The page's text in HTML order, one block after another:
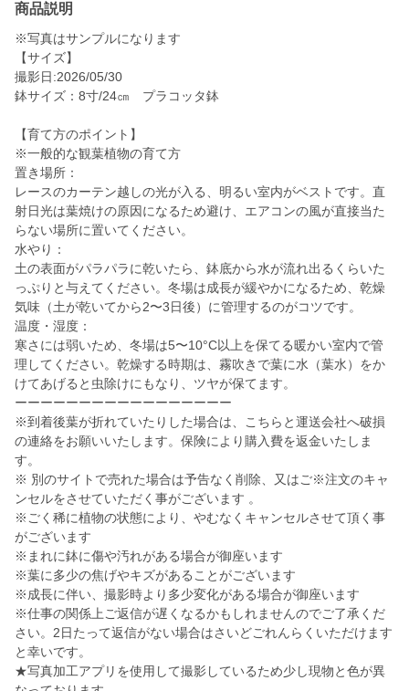
商品説明
※写真はサンプルになります
【サイズ】
撮影日:2026/05/30
鉢サイズ：8寸/24㎝ プラコッタ鉢
【育て方のポイント】
※一般的な観葉植物の育て方
置き場所：
レースのカーテン越しの光が入る、明るい室内がベストです。直
射日光は葉焼けの原因になるため避け、エアコンの風が直接当た
らない場所に置いてください。
水やり：
土の表面がパラパラに乾いたら、鉢底から水が流れ出るくらいた
っぷりと与えてください。冬場は成長が緩やかになるため、乾燥
気味（土が乾いてから2〜3日後）に管理するのがコツです。
温度・湿度：
寒さには弱いため、冬場は5〜10°C以上を保てる暖かい室内で管
理してください。乾燥する時期は、霧吹きで葉に水（葉水）をか
けてあげると虫除けにもなり、ツヤが保てます。
ーーーーーーーーーーーーーーーーー
※到着後葉が折れていたりした場合は、こちらと運送会社へ破損
の連絡をお願いいたします。保険により購入費を返金いたしま
す。
※ 別のサイトで売れた場合は予告なく削除、又はご※注文のキャ
ンセルをさせていただく事がございます 。
※ごく稀に植物の状態により、やむなくキャンセルさせて頂く事
がございます
※まれに鉢に傷や汚れがある場合が御座います
※葉に多少の焦げやキズがあることがございます
※成長に伴い、撮影時より多少変化がある場合が御座います
※仕事の関係上ご返信が遅くなるかもしれませんのでご了承くだ
さい。2日たって返信がない場合はさいどごれんらくいただけます
と幸いです。
★写真加工アプリを使用して撮影しているため少し現物と色が異